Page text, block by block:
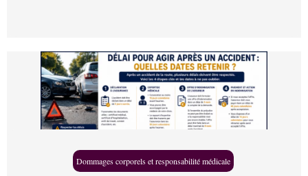
Dommages corporels et responsabilité médicale